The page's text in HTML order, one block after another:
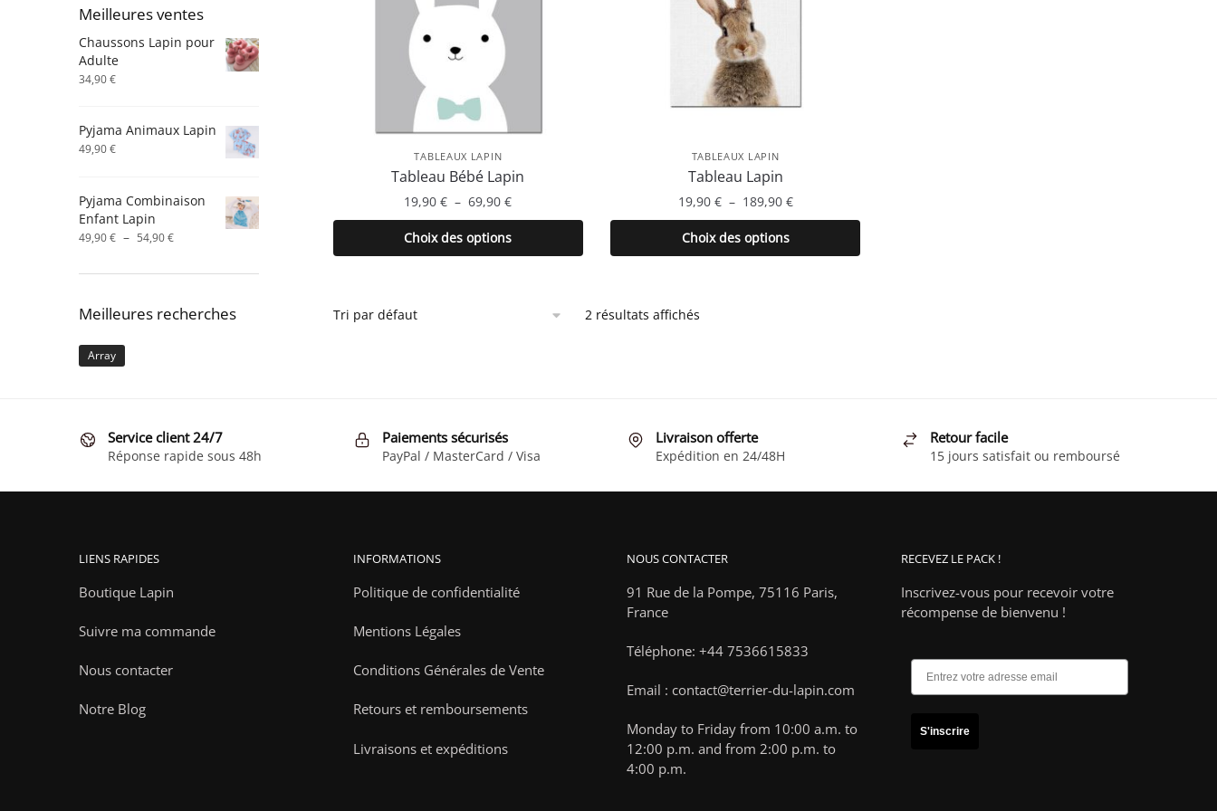
TABLEAUX LAPIN
Tableau Bébé Lapin
19,90€ – 69,90€Plage
de
prix :
19,90 €
Choix des options
Ce
produit
choisies
sur
TABLEAUX LAPIN
Tableau Lapin
19,90 € – 189,90 €Plage
de
19,90 €
Choix des options
Ce
produit
choisies
sur
2 résultats affichés
Meilleures ventes
Chaussons Lapin pour
Adulte
34,90€
Pyjama Animaux Lapin
49,90€
Pyjama Combinaison
Enfant Lapin
49,90€ – 54,90€Plage
prix :
à
Meilleures recherches
Array
Service client 24/7
Réponse rapide sous 48h
Paiements sécurisés
PayPal / MasterCard / Visa
Livraison offerte
Expédition en 24/48H
Retour facile
15 jours satisfait ou remboursé
LIENS RAPIDES
Boutique Lapin
Suivre ma commande
Nous contacter
Notre Blog
INFORMATIONS
Politique de confidentialité
Mentions Légales
Conditions Générales de Vente
Retours et remboursements
Livraisons et expéditions
NOUS CONTACTER
91 Rue de la Pompe, 75116 Paris,
France
Téléphone: +44 7536615833
Email : contact@terrier-du-lapin.com
Monday to Friday from 10:00 a.m. to
12:00 p.m. and from 2:00 p.m. to
4:00 p.m.
RECEVEZ LE PACK !
Inscrivez-vous pour recevoir votre
récompense de bienvenu !
S'inscrire